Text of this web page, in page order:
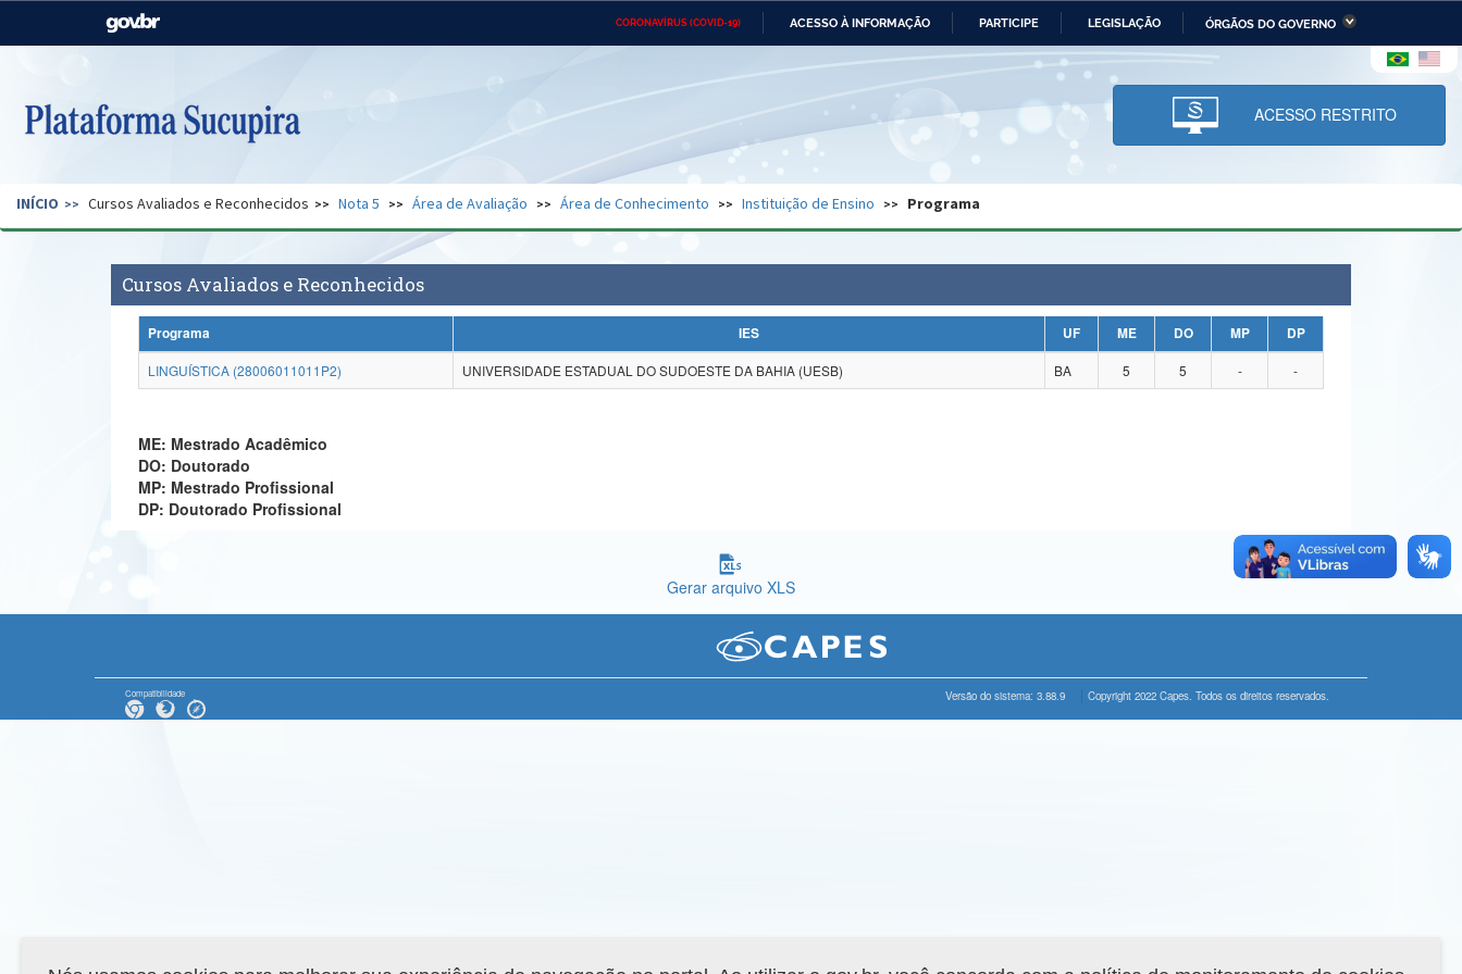
CORONAVÍRUS (COVID-19) ACESSO À INFORMAÇÃO PARTICIPE LEGISLAÇÃO ÓRGÃOS DO GOVERNO
Casa Civil Ministério das Relações Ministério da Economia Ministério da Infraestrutura
Pecuária e Abastecimento
Ministério da Ciência,
Tecnologia, Inovações e
Comunicações
Ministério do Desenvolvimento
Regional e dos Direitos Humanos
Secretaria de Governo Gabinete de Segurança Advocacia-Geral da União Banco Central do Brasil Planalto
ACESSO RESTRITO
INÍCIO Cursos Avaliados e Reconhecidos Nota 5 Área de Avaliação Área de Conhecimento Instituição de Ensino Programa
Cursos Avaliados e Reconhecidos
Programa IES UF ME DO MP
DP
LINGUÍSTICA (28006011011P2)
UNIVERSIDADE ESTADUAL DO SUDOESTE DA BAHIA (UESB) BA 5 5 - -
ME: Mestrado Acadêmico
DO: Doutorado
MP: Mestrado Profissional
DP: Doutorado Profissional
Gerar arquivo XLS
Compatibilidade Versão do sistema: 3.88.9 Copyright 2022 Capes. Todos os direitos reservados.